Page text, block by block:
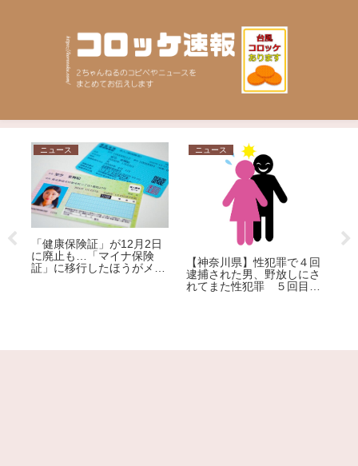
ニュース
「健康保険証」が12月2日
に廃止も…「マイナ保険
証」に移行したほうがメリ
ニュース
【神奈川県】性犯罪で４回
逮捕された男、野放しにさ
れてまた性犯罪 ５回目の